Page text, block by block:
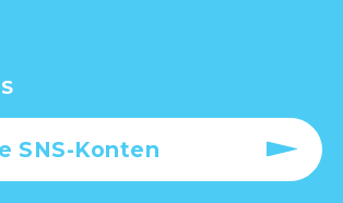
SNS-Konten